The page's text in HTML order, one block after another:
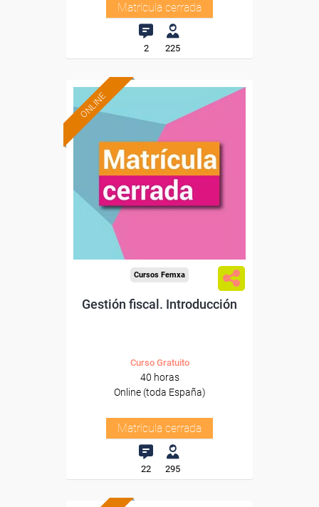
Matrícula cerrada
2 225
ONLINE
Cursos Femxa
Gestión fiscal. Introducción
Curso Gratuito
40 horas
Online (toda España)
Matrícula cerrada
22 295